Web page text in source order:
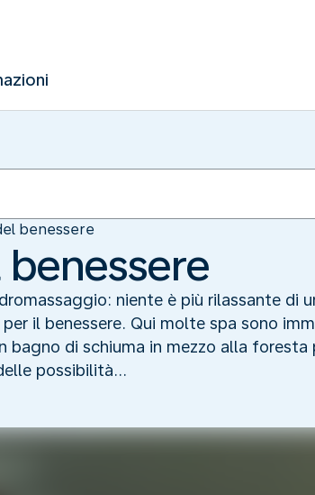
benessere
niente è più rilassante di
il benessere. Qui molte spa sono
bagno di schiuma in mezzo alla foresta
possibilità...